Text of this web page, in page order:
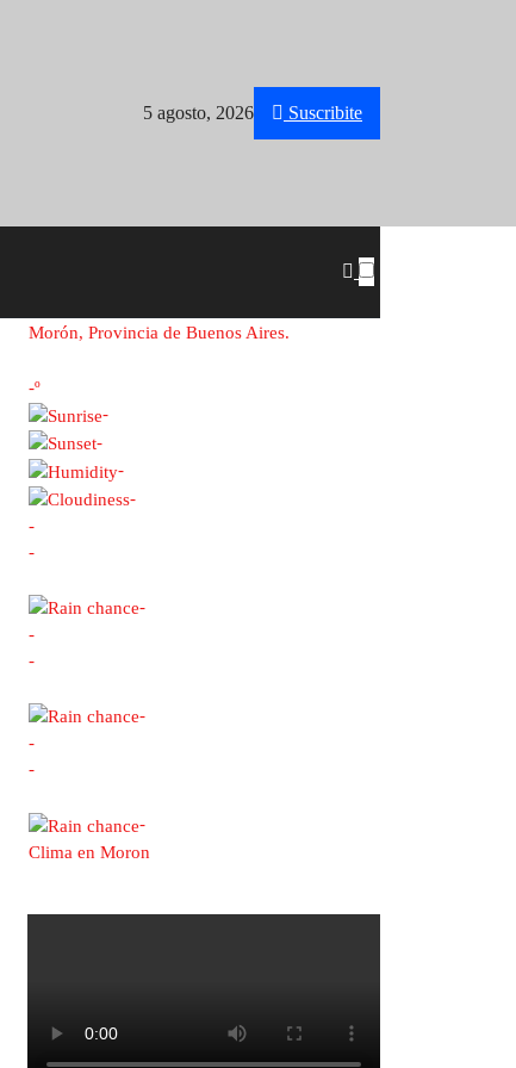
5 agosto, 2026 Suscribite
Morón, Provincia de Buenos Aires.
-º
-
-
-
-
-
-
-
-
-
-
-
-
-
Clima en Moron